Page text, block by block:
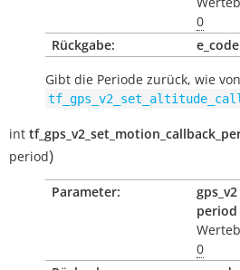
0
Rückgabe:
e_code
Gibt die Periode zurück, wie von
int
period)
Parameter: gps_v2
period
0